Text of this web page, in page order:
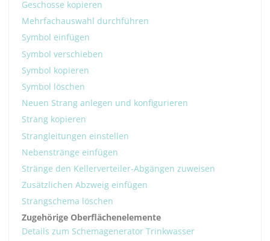
Geschosse kopieren
Mehrfachauswahl durchführen
Symbol einfügen
Symbol verschieben
Symbol kopieren
Symbol löschen
Neuen Strang anlegen und konfigurieren
Strang kopieren
Strangleitungen einstellen
Nebenstränge einfügen
Stränge den Kellerverteiler-Abgängen zuweisen
Zusätzlichen Abzweig einfügen
Strangschema löschen
Zugehörige Oberflächenelemente
Details zum Schemagenerator Trinkwasser